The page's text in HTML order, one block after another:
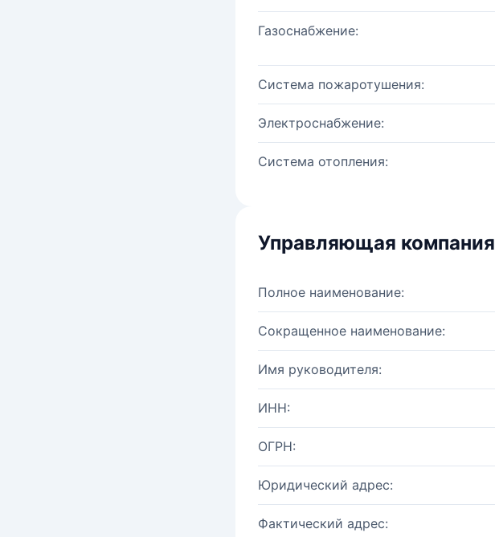
Газоснабжение:
Система пожаротушения:
Электроснабжение:
Система отопления:
Управляющая компания
Полное наименование:
Сокращенное наименование:
Имя руководителя:
ИНН:
ОГРН:
Юридический адрес:
Фактический адрес: